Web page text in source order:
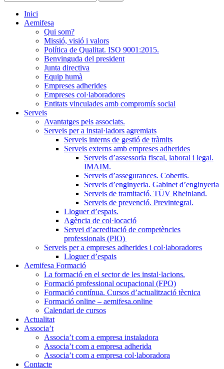
Inici
Aemifesa
Qui som?
Missió, visió i valors
Política de Qualitat. ISO 9001:2015.
Benvinguda del president
Junta directiva
Equip humà
Empreses adherides
Empreses col·laboradores
Entitats vinculades amb compromís social
Serveis
Avantatges pels associats.
Serveis per a instal·ladors agremiats
Serveis interns de gestió de tràmits
Serveis externs amb empreses adherides
Serveis d’assessoria fiscal, laboral i legal.
IMAIM.
Serveis d’assegurances. Cobertis.
Serveis d’enginyeria. Gabinet d’enginyeria
Serveis de tramitació. TÜV Rheinland.
Serveis de prevenció. Previntegral.
Lloguer d’espais.
Agència de col·locació
Servei d’acreditació de competències
professionals (PIO)
Serveis per a empreses adherides i col·laboradores
Lloguer d’espais
Aemifesa Formació
La formació en el sector de les instal·lacions.
Formació professional ocupacional (FPO)
Formació contínua. Cursos d’actualització tècnica
Formació online – aemifesa.online
Calendari de cursos
Actualitat
Associa’t
Associa’t com a empresa instaladora
Associa’t com a empresa adherida
Associa’t com a empresa col·laboradora
Contacte